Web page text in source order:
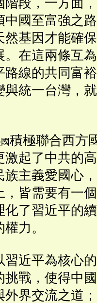
階段，一方面
中國至富強之
然基因才能確
。在這兩條互
路線的共同富
與統一台灣，
積極聯合西方
激起了中共的
族主義愛國心
，皆需要有一
化了習近平的
力。
習近平為核心
挑戰，使得中
外界交流之道